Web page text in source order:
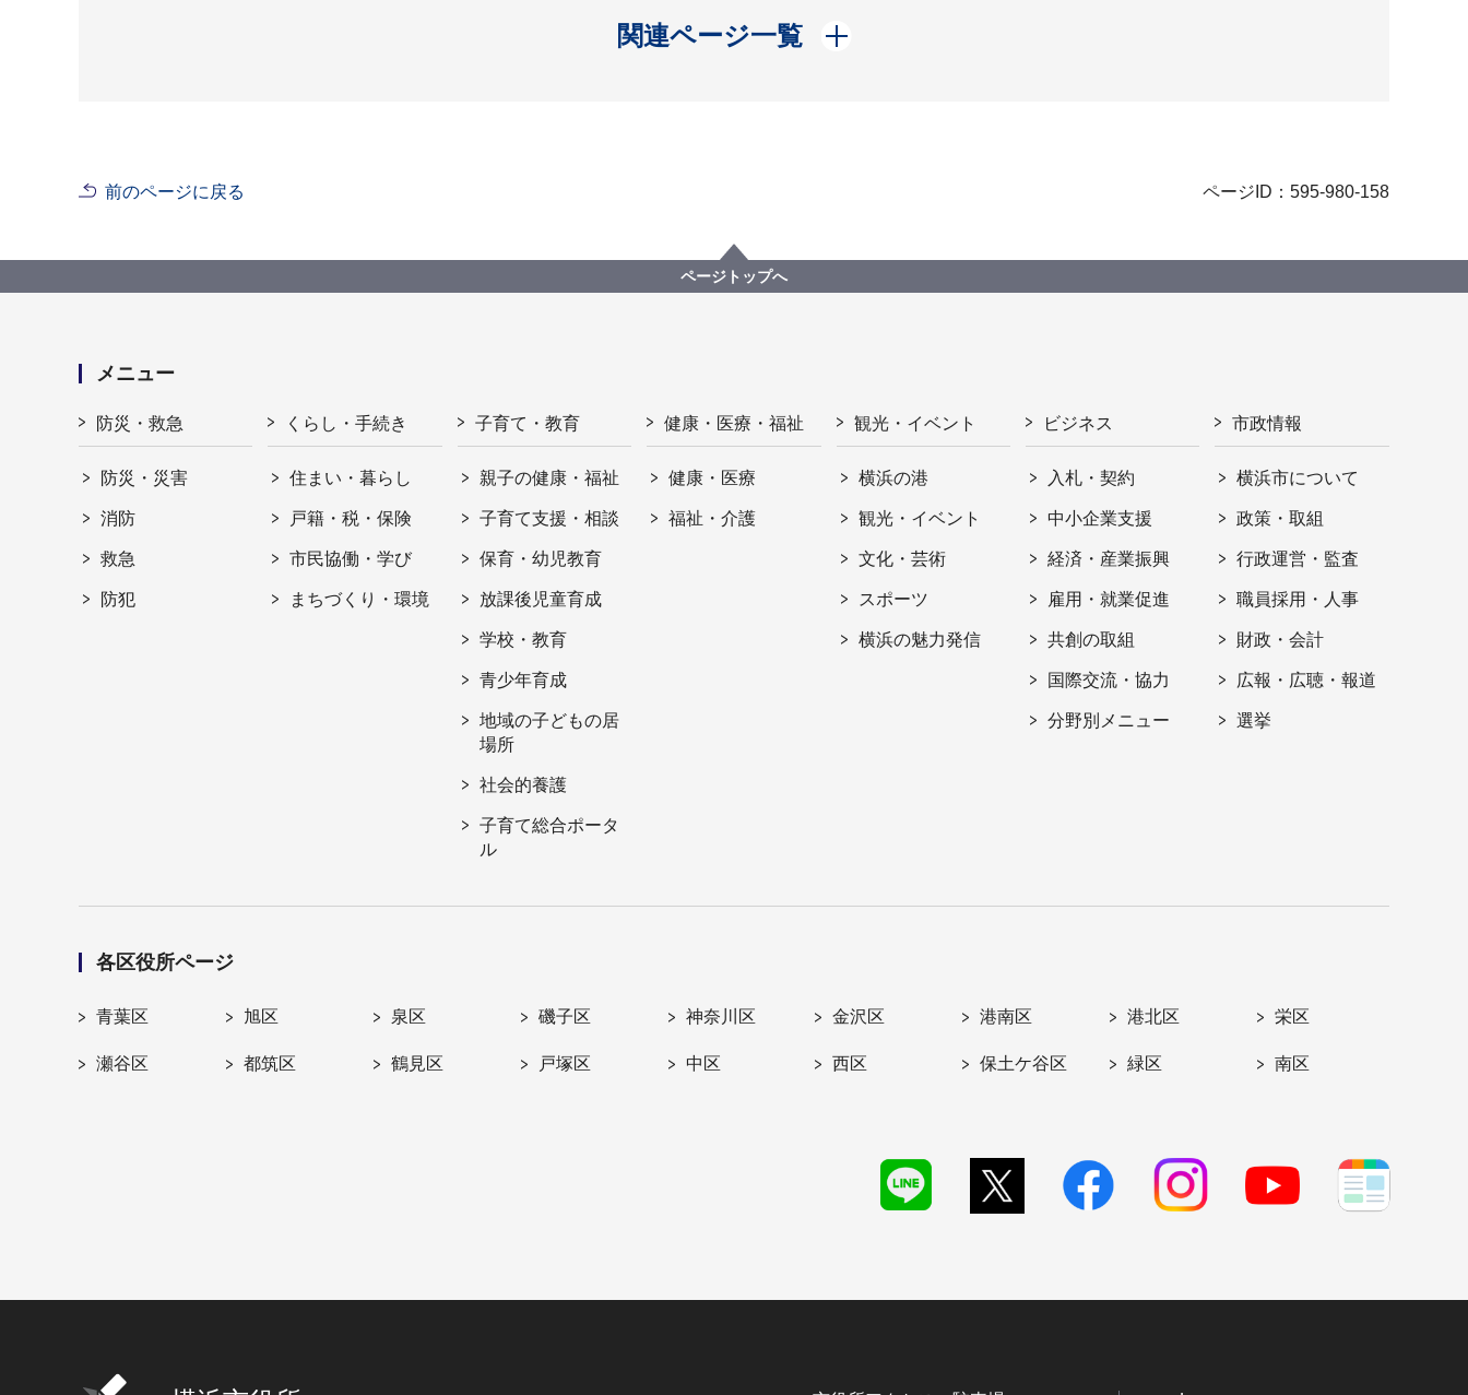
関連ページ一覧
開く
前のページに戻る ページID：595-980-158
ページトップへ
メニュー
防災・救急
防災・災害
消防
救急
防犯
くらし・手続き
住まい・暮らし
戸籍・税・保険
市民協働・学び
まちづくり・環境
子育て・教育
親子の健康・福祉
子育て支援・相談
保育・幼児教育
放課後児童育成
学校・教育
青少年育成
地域の子どもの居
場所
社会的養護
子育て総合ポータ
ル
健康・医療・福祉
健康・医療
福祉・介護
観光・イベント
横浜の港
観光・イベント
文化・芸術
スポーツ
横浜の魅力発信
ビジネス
入札・契約
中小企業支援
経済・産業振興
雇用・就業促進
共創の取組
国際交流・協力
分野別メニュー
市政情報
横浜市について
政策・取組
行政運営・監査
職員採用・人事
財政・会計
広報・広聴・報道
選挙
各区役所ページ
青葉区 旭区 泉区 磯子区 神奈川区 金沢区 港南区 港北区 栄区
瀬谷区 都筑区 鶴見区 戸塚区 中区 西区 保土ケ谷区 緑区 南区